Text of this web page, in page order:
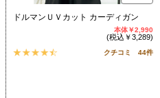
ドルマンＵＶカット カーディガン
本体￥2,990
(税込￥3,289)
クチコミ 44件